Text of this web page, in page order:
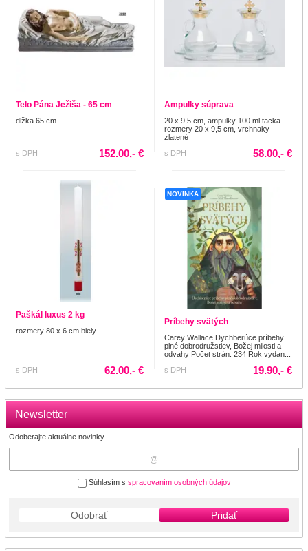
Newsletter
Odoberajte aktuálne novinky
Súhlasím s spracovaním osobných údajov
Odobrať Pridať
Telo Pána Ježiša - 65 cm
dlžka 65 cm
s DPH 152.00,- €
Ampulky súprava
20 x 9,5 cm, ampulky 100 ml tacka
rozmery 20 x 9,5 cm, vrchnaky
zlatené
s DPH
58.00,- €
Paškál luxus 2 kg
rozmery 80 x 6 cm biely
s DPH 62.00,- €
NOVINKA
Príbehy svätých
Carey Wallace Dychberúce príbehy
plné dobrodružstiev, Božej milosti a
odvahy Počet strán: 234 Rok vydan...
s DPH
19.90,- €